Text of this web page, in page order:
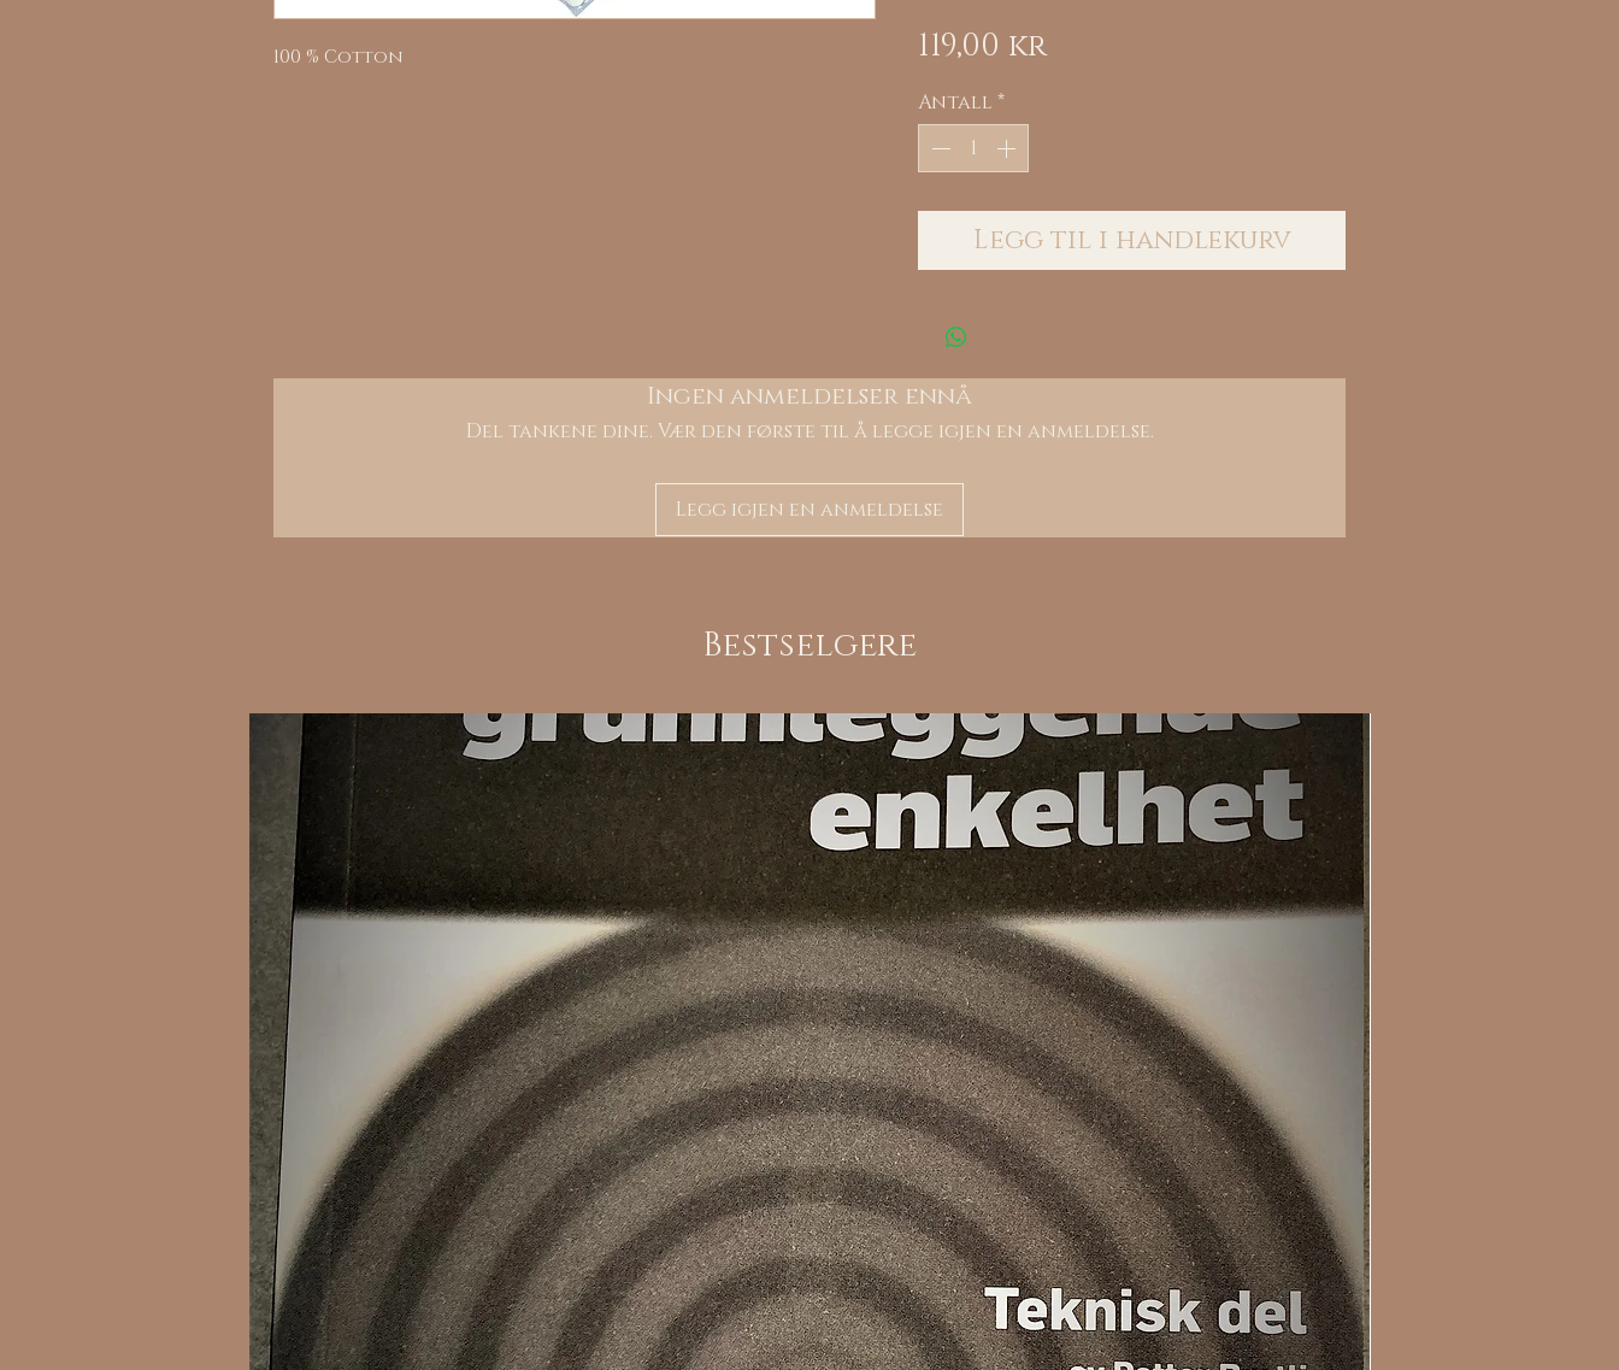
100 % Cotton 119,00 krPris
Antall *
Legg til i handlekurv
Ingen anmeldelser ennå
Del tankene dine. Vær den første til å legge igjen en anmeldelse.
Legg igjen en anmeldelse
Bestselgere